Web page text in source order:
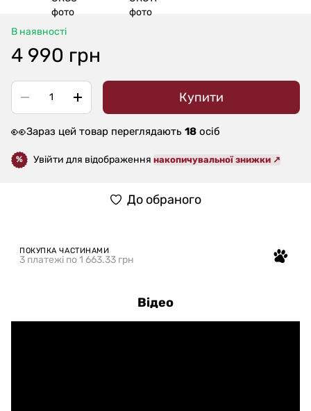
В наявності
4 990 грн
Купити
👀Зараз цей товар переглядають 18 осіб
% Увійти для відображення накопичувальної знижки ↗
До обраного
ПОКУПКА ЧАСТИНАМИ
3 платежі по 1 663.33 грн
Відео